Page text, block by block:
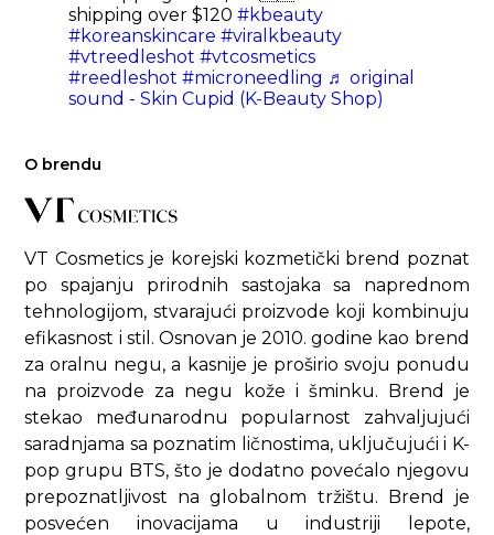
shipping over $120#kbeauty
#koreanskincare #viralkbeauty
#vtreedleshot #vtcosmetics
#reedleshot #microneedling ♬ original
sound - Skin Cupid (K-Beauty Shop)
O brendu
VT Cosmetics je korejski kozmetički brend poznat
po spajanju prirodnih sastojaka sa naprednom
tehnologijom, stvarajući proizvode koji kombinuju
efikasnost i stil. Osnovan je 2010. godine kao brend
za oralnu negu, a kasnije je proširio svoju ponudu
na proizvode za negu kože i šminku. Brend je
stekao međunarodnu popularnost zahvaljujući
saradnjama sa poznatim ličnostima, uključujući i K-
pop grupu BTS, što je dodatno povećalo njegovu
prepoznatljivost na globalnom tržištu. Brend je
posvećen inovacijama u industriji lepote,